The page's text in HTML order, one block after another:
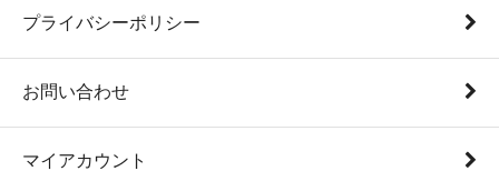
プライバシーポリシー
お問い合わせ
マイアカウント